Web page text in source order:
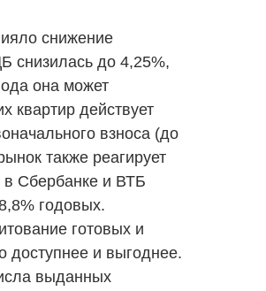
снижение
снизилась до 4,25%,
она может
квартир действует
взноса (до
также реагирует
Сбербанке и ВТБ
годовых.
готовых и
доступнее и выгоднее.
выданных